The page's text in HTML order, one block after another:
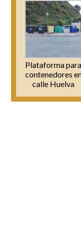
Plataforma para
contenedores
calle Huelva